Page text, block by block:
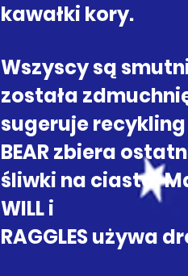
kawałki kory.
Wszyscy są
została
sugeruje
BEAR zbiera
śliwki na ciasto;
WILL i
RAGGLES używa